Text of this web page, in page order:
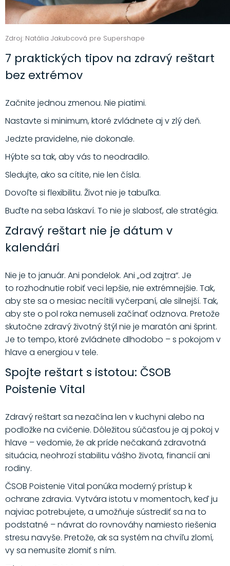
Zdroj: Natália Jakubcová pre Supershape
7 praktických tipov na zdravý reštart
bez extrémov
Začnite jednou zmenou. Nie piatimi.
Nastavte si minimum, ktoré zvládnete aj v zlý deň.
Jedzte pravidelne, nie dokonale.
Hýbte sa tak, aby vás to neodradilo.
Sledujte, ako sa cítite, nie len čísla.
Dovoľte si flexibilitu. Život nie je tabuľka.
Buďte na seba láskaví. To nie je slabosť, ale stratégia.
Zdravý reštart nie je dátum v
kalendári
Nie je to január. Ani pondelok. Ani „od zajtra“. Je
to rozhodnutie robiť veci lepšie, nie extrémnejšie. Tak,
aby ste sa o mesiac necítili vyčerpaní, ale silnejší. Tak,
aby ste o pol roka nemuseli začínať odznova. Pretože
skutočne zdravý životný štýl nie je maratón ani šprint.
Je to tempo, ktoré zvládnete dlhodobo – s pokojom v
hlave a energiou v tele.
Spojte reštart s istotou: ČSOB
Poistenie Vital
Zdravý reštart sa nezačína len v kuchyni alebo na
podložke na cvičenie. Dôležitou súčasťou je aj pokoj v
hlave – vedomie, že ak príde nečakaná zdravotná
situácia, neohrozí stabilitu vášho života, financií ani
rodiny.
ČSOB Poistenie Vital ponúka moderný prístup k
ochrane zdravia. Vytvára istotu v momentoch, keď ju
najviac potrebujete, a umožňuje sústrediť sa na to
podstatné – návrat do rovnováhy namiesto riešenia
stresu navyše. Pretože, ak sa systém na chvíľu zlomí,
vy sa nemusíte zlomiť s ním.